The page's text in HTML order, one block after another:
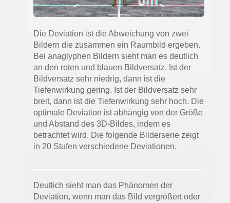
Die Deviation ist die Abweichung von zwei
Bildern die zusammen ein Raumbild ergeben.
Bei anaglyphen Bildern sieht man es deutlich
an den roten und blauen Bildversatz. Ist der
Bildversatz sehr niedrig, dann ist die
Tiefenwirkung gering. Ist der Bildversatz sehr
breit, dann ist die Tiefenwirkung sehr hoch. Die
optimale Deviation ist abhängig von der Größe
und Abstand des 3D-Bildes, indem es
betrachtet wird. Die folgende Bilderserie zeigt
in 20 Stufen verschiedene Deviationen.
Deutlich sieht man das Phänomen der
Deviation, wenn man das Bild vergrößert oder